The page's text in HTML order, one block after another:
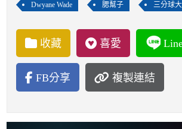
Dwyane Wade 腮幫子 三分球
收藏 喜愛
FB分享 複製連結